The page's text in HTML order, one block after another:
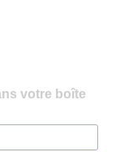
votre boîte